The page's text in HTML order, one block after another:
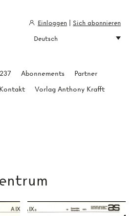
Abonnements
Partner
Kontakt Vorlag Anthony Krafft
Einloggen
Sich abonnieren
Deutsch